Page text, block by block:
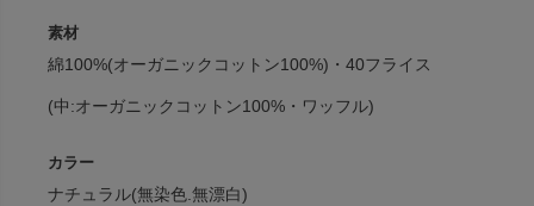
素材
綿100%(オーガニックコットン100%)・40フライス
(中:オーガニックコットン100%・ワッフル)
カラー
ナチュラル(無染色.無漂白)